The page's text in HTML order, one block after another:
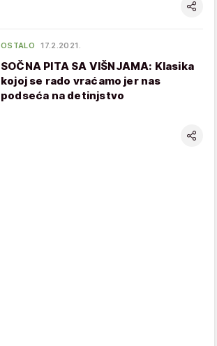
OSTALO 17.2.2021.
SOČNA PITA SA VIŠNJAMA: Klasika
kojoj se rado vraćamo jer nas
podseća na detinjstvo